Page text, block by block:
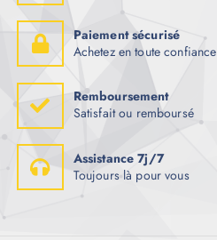
Paiement sécurisé
Achetez en toute confiance
Remboursement
Satisfait ou remboursé
Assistance 7j/7
Toujours là pour vous